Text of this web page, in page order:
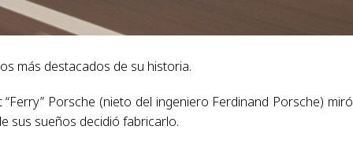
más destacados de su historia.
Porsche (nieto del ingeniero Ferdinand Porsche) miró
sus sueños decidió fabricarlo.